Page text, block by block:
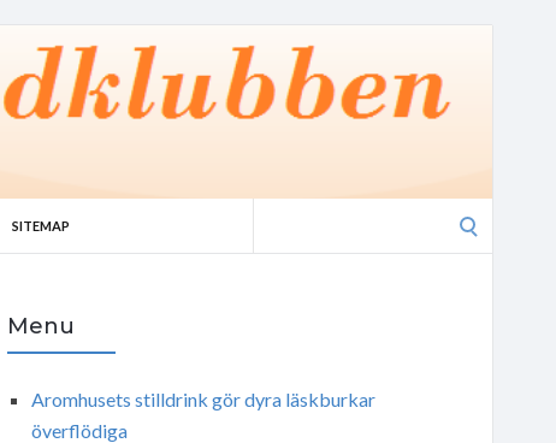
SITEMAP
Menu
Aromhusets stilldrink gör dyra läskburkar
överflödiga